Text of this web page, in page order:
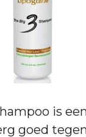
is
goed